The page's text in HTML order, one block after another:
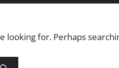
looking for. Perhaps